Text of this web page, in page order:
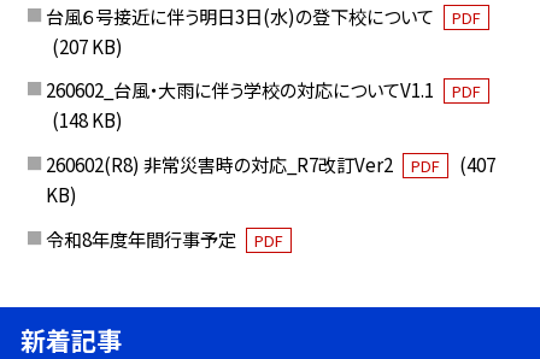
台風６号接近に伴う明日3日(水)の登下校について PDF
(207 KB)
260602_台風・大雨に伴う学校の対応についてV1.1
PDF
(148 KB)
260602(R8) 非常災害時の対応_R7改訂Ver2
PDF
(407
KB)
令和8年度年間行事予定
PDF
新着記事